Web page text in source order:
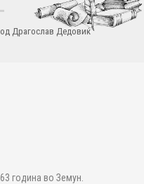
Драгослав Дедовиќ
година во Земун.